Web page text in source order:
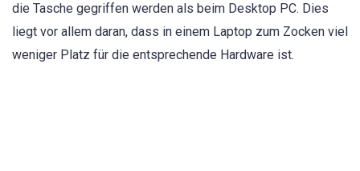
die Tasche gegriffen werden als beim Desktop PC. Dies
liegt vor allem daran, dass in einem Laptop zum Zocken viel
weniger Platz für die entsprechende Hardware ist.